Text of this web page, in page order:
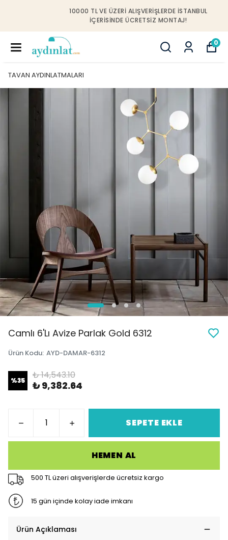
10000 TL VE ÜZERI ALIŞVERIŞLERDE İSTANBUL
IÇERISINDE ÜCRETSIZ MONTAJ!
0
TAVAN AYDINLATMALARI
Camlı 6'Lı Avize Parlak Gold 6312
Ürün Kodu: AYD-DAMAR-6312
%35 ₺ 14,543.10
₺ 9,382.64
SEPETE EKLE
HEMEN AL
500 TL üzeri alışverişlerde ücretsiz kargo
15 gün içinde kolay iade imkanı
Ürün Açıklaması